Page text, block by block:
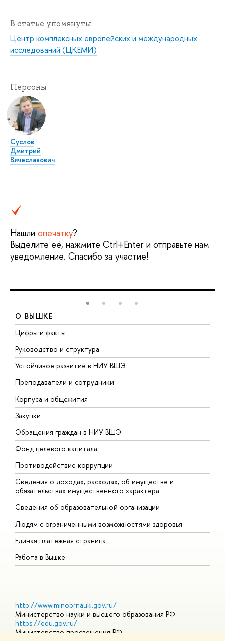
В статье упомянуты
Центр комплексных европейских и международных
исследований (ЦКЕМИ)
Персоны
Суслов
Дмитрий
Вячеславович
Нашли опечатку?
Выделите её, нажмите Ctrl+Enter и отправьте нам
уведомление. Спасибо за участие!
О ВЫШКЕ
Цифры и факты
Руководство и структура
Устойчивое развитие в НИУ ВШЭ
Преподаватели и сотрудники
Корпуса и общежития
Закупки
Обращения граждан в НИУ ВШЭ
Фонд целевого капитала
Противодействие коррупции
Сведения о доходах, расходах, об имуществе и
обязательствах имущественного характера
Сведения об образовательной организации
Людям с ограниченными возможностями здоровья
Единая платежная страница
Работа в Вышке
http://www.minobrnauki.gov.ru/
Министерство науки и высшего образования РФ
https://edu.gov.ru/
Министерство просвещения РФ